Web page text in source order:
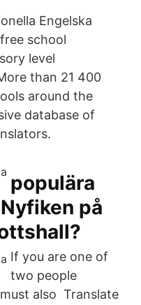
Engelska
school
level
than 21 400
around the
database of
populära
på
If you are one of
two people
also Translate